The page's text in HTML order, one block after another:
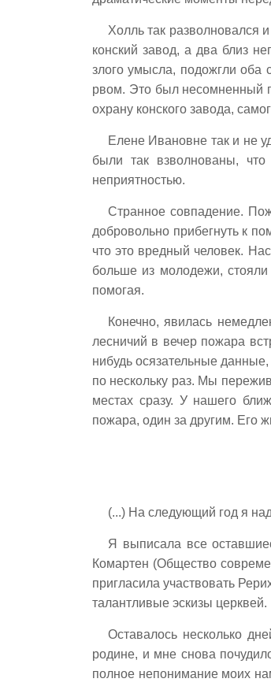
Холль так разволновался
конский завод, а два близ
злого умысла, подожгли оба
рвом. Это был несомненный
охрану конского завода,
Елене Ивановне так и не
были так взволнованы,
неприятностью.
Странное совпадение.
добровольно прибегнуть к
что это вредный человек.
больше из молодежи,
помогая.
Конечно, явилась
лесничий в вечер пожара
нибудь осязательные
по нескольку раз. Мы
местах сразу. У нашего
пожара, один за другим. Его
(...) На следующий год я
Я выписала все
Комартен (Общество
пригласила участвовать
талантливые эскизы церквей.
Оставалось несколько
родине, и мне снова
полное непонимание моих